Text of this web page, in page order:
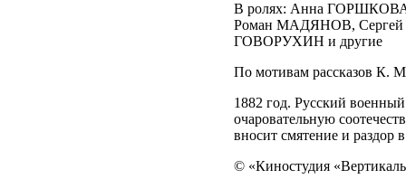
В ролях: Анна
Роман МАДЯНОВ,
ГОВОРУХИН и другие
По мотивам рассказов К.
1882 год. Русский
очаровательную
вносит смятение и
© «Киностудия